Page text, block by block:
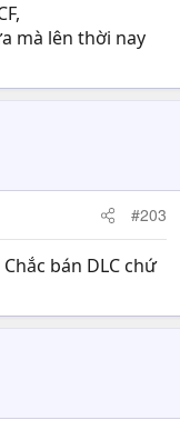
mà lên thời nay
#203
Chắc bán DLC chứ